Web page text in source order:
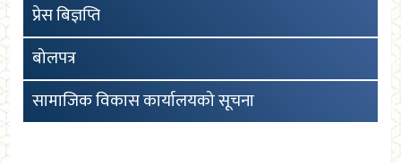
प्रेस बिज्ञप्ति
बोलपत्र
सामाजिक विकास कार्यालयको सूचना